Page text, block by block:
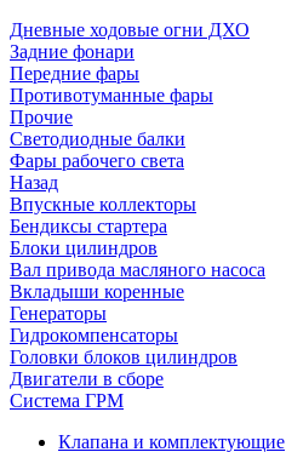
Дневные ходовые огни ДХО
Задние фонари
Передние фары
Противотуманные фары
Прочие
Светодиодные балки
Фары рабочего света
Назад
Впускные коллекторы
Бендиксы стартера
Блоки цилиндров
Вал привода масляного насоса
Вкладыши коренные
Генераторы
Гидрокомпенсаторы
Головки блоков цилиндров
Двигатели в сборе
Система ГРМ
Клапана и комплектующие